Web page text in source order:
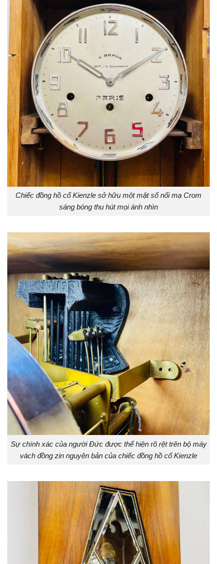
Chiếc đồng hồ cổ Kienzle sở hữu một mặt số nổi mạ Crom
sáng bóng thu hút mọi ánh nhìn
Sự chính xác của người Đức được thể hiện rõ rệt trên bộ máy
vách đồng zin nguyên bản của chiếc đồng hồ cổ Kienzle